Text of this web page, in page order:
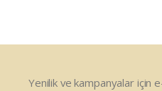
Yenilik ve kampanyalar için